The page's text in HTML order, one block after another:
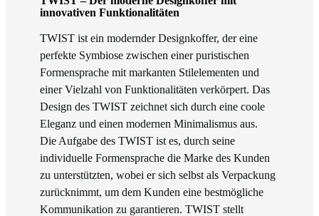
innovativen Funktionalitäten
TWIST ist ein modernder Designkoffer, der eine
perfekte Symbiose zwischen einer puristischen
Formensprache mit markanten Stilelementen und
einer Vielzahl von Funktionalitäten verkörpert. Das
Design des TWIST zeichnet sich durch eine coole
Eleganz und einen modernen Minimalismus aus.
Die Aufgabe des TWIST ist es, durch seine
individuelle Formensprache die Marke des Kunden
zu unterstützten, wobei er sich selbst als Verpackung
zurücknimmt, um dem Kunden eine bestmögliche
Kommunikation zu garantieren. TWIST stellt